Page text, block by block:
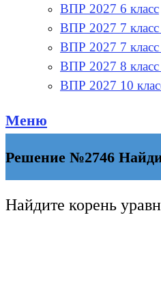
ВПР 2027 6 класс
ВПР 2027 7
ВПР 2027 7
ВПР 2027 8
ВПР 2027 10
Меню
Решение №2746
Найдите корень